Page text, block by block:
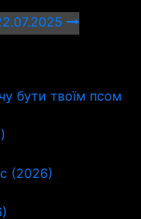
бути твоїм псом
(2026)